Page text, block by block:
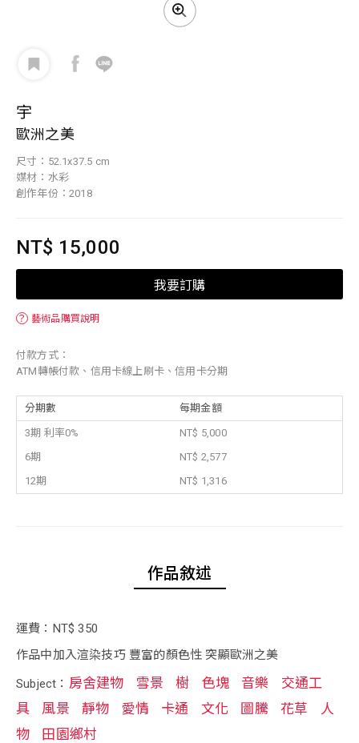
宇
歐洲之美
尺寸：52.1x37.5 cm
媒材：水彩
創作年份：2018
NT$ 15,000
我要訂購
？ 藝術品購買說明
付款方式：
ATM轉帳付款、信用卡線上刷卡、信用卡分期
分期數 每期金額
3期 利率0%
NT$ 5,000
6期
NT$ 2,577
12期
NT$ 1,316
作品敘述
運費：NT$ 350
作品中加入渲染技巧 豐富的顏色性 突顯歐洲之美
Subject： 房舍建物 雪景 樹 色塊 音樂
交通工
具
風景 靜物 愛情 卡通 文化 圖騰 花草
人
物
田園鄉村